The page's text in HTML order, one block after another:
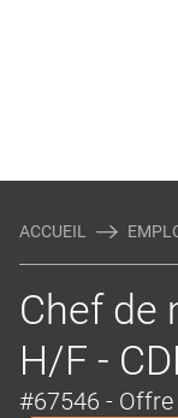
ACCUEIL
Chef de
H/F -
#67546 -